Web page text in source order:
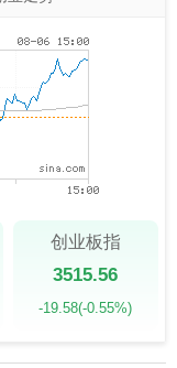
创业板指
3515.56
-19.58(-0.55%)